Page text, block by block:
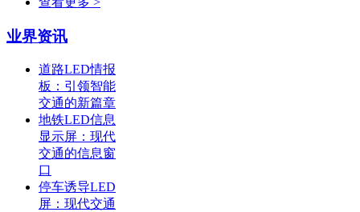
业界资讯
道路LED情报
板：引领智能
交通的新篇章
地铁LED信息
显示屏：现代
交通的信息窗
口
停车诱导LED
屏：现代交通